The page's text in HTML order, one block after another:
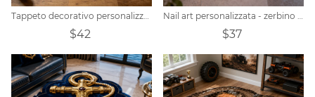
Tappeto decorativo personalizzato a tema skate park.
$42
Nail art personalizzata - zerbino a tema
$37